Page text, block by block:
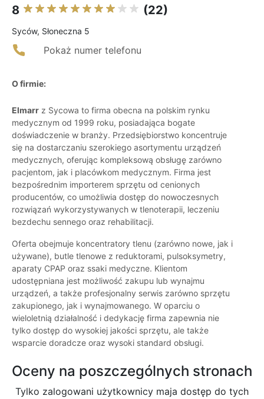
8 (22)
Syców, Słoneczna 5
Pokaż numer telefonu
O firmie:
Elmarr z Sycowa to firma obecna na polskim rynku
medycznym od 1999 roku, posiadająca bogate
doświadczenie w branży. Przedsiębiorstwo koncentruje
się na dostarczaniu szerokiego asortymentu urządzeń
medycznych, oferując kompleksową obsługę zarówno
pacjentom, jak i placówkom medycznym. Firma jest
bezpośrednim importerem sprzętu od cenionych
producentów, co umożliwia dostęp do nowoczesnych
rozwiązań wykorzystywanych w tlenoterapii, leczeniu
bezdechu sennego oraz rehabilitacji.
Oferta obejmuje koncentratory tlenu (zarówno nowe, jak i
używane), butle tlenowe z reduktorami, pulsoksymetry,
aparaty CPAP oraz ssaki medyczne. Klientom
udostępniana jest możliwość zakupu lub wynajmu
urządzeń, a także profesjonalny serwis zarówno sprzętu
zakupionego, jak i wynajmowanego. W oparciu o
wieloletnią działalność i dedykację firma zapewnia nie
tylko dostęp do wysokiej jakości sprzętu, ale także
wsparcie doradcze oraz wysoki standard obsługi.
Oceny na poszczególnych stronach
Tylko zalogowani użytkownicy maja dostęp do tych